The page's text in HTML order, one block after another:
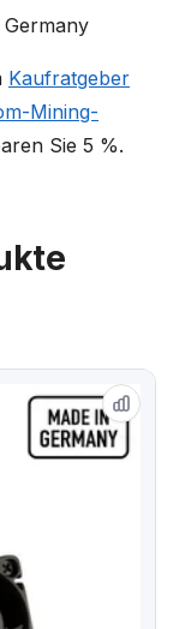
Kaufratgeber
Mining-
Sie 5 %.